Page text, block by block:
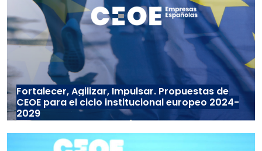
Fortalecer, Agilizar, Impulsar. Propuestas de
CEOE para el ciclo institucional europeo 2024-
2029